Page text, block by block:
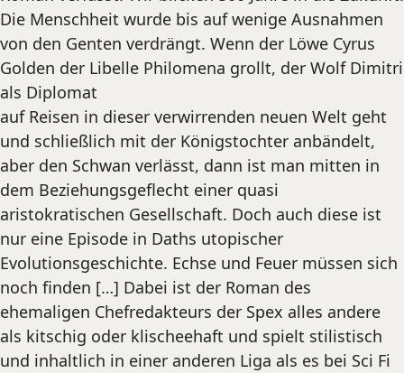
Die Menschheit wurde bis auf wenige Ausnahmen
von den Genten verdrängt. Wenn der Löwe Cyrus
Golden der Libelle Philomena grollt, der Wolf Dimitri
als Diplomat
auf Reisen in dieser verwirrenden neuen Welt geht
und schließlich mit der Königstochter anbändelt,
aber den Schwan verlässt, dann ist man mitten in
dem Beziehungsgeflecht einer quasi
aristokratischen Gesellschaft. Doch auch diese ist
nur eine Episode in Daths utopischer
Evolutionsgeschichte. Echse und Feuer müssen sich
noch finden […] Dabei ist der Roman des
ehemaligen Chefredakteurs der Spex alles andere
als kitschig oder klischeehaft und spielt stilistisch
und inhaltlich in einer anderen Liga als es bei Sci Fi